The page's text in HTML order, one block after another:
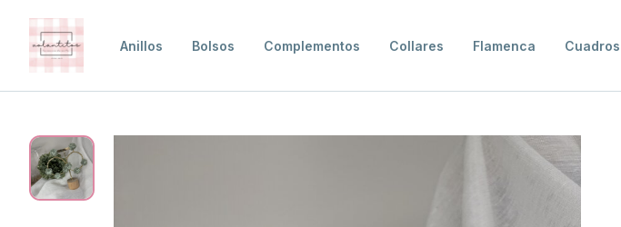
Anillos Bolsos Complementos Collares Flamenca Cuadros